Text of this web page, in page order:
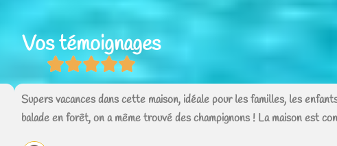
Vos témoignages
Supers vacances dans cette maison, idéale pour les familles, les
balade en forêt, on a même trouvé des champignons ! La maison est